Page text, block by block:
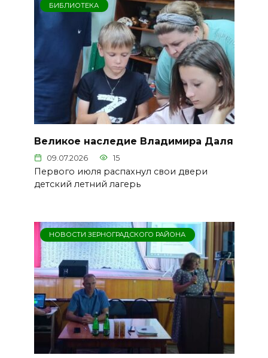
БИБЛИОТЕКА
Великое наследие Владимира Даля
09.07.2026 15
Первого июля распахнул свои двери
детский летний лагерь
НОВОСТИ ЗЕРНОГРАДСКОГО РАЙОНА